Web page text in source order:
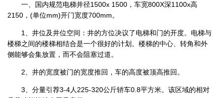
一、国内规范电梯井径1500x 1500，车宽800X深1100x高
2150，(单位mm)开门宽度700mm。
1、井位及井位空间：井的方位决议了电梯和门的开度。电梯与
楼梯之间的楼梯相结合是一个很好的计划。楼梯的中心、转角和外
侧能够会集放置，而不会阻塞过道。
2、井的宽度被门的宽度推回，车的高度被顶高推回。
3、分量引荐3-4人225-320公斤轿车0.8平方米。该区域的相对